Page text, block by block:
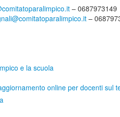
– 0687973149
–
e la scuola
online per docenti sul